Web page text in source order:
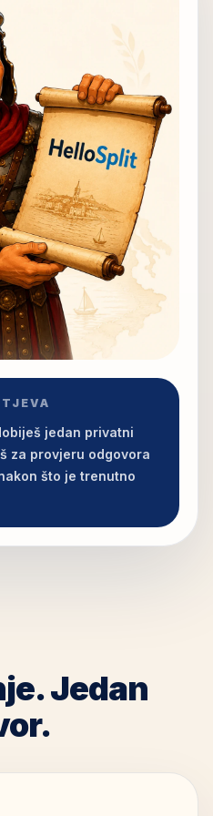
jedan privatni
za provjeru odgovora
što je trenutno
Jedan